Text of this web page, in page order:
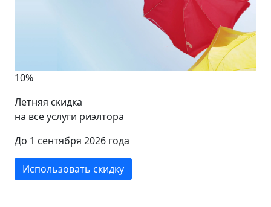
10%
Летняя скидка
на все услуги риэлтора
До 1 сентября 2026 года
Использовать скидку